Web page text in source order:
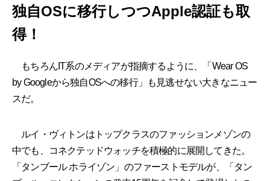
独自OSに移行しつつApple認証も取
得！
もちろんIT系のメディアが指摘するように、「Wear OS
by Googleから独自OSへの移行」も見逃せない大きなニュー
スだ。
ルイ・ヴィトンはトップクラスのファッションメゾンの
中でも、コネクテッドウォッチを積極的に展開してきた。
「タンブール ホライゾン」のファーストモデルが、「タン